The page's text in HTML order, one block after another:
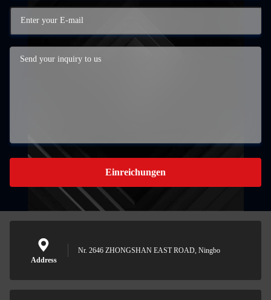
Einreichungen
Address
Nr. 2646 ZHONGSHAN EAST ROAD, Ningbo